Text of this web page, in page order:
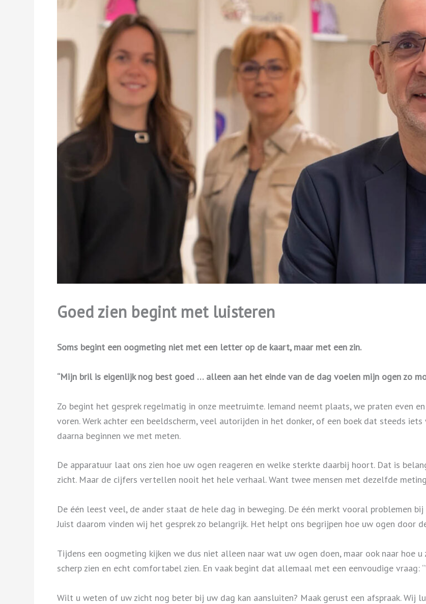
Goed zien begint met luisteren
Soms begint een oogmeting niet met een letter op de kaart, maar met een zin.
“Mijn bril is eigenlijk nog best goed … alleen aan het einde van de dag voelen mijn ogen zo
Zo begint het gesprek regelmatig in onze meetruimte. Iemand neemt plaats, we praten even
voren. Werk achter een beeldscherm, veel autorijden in het donker, of een boek dat steeds
daarna beginnen we met meten.
De apparatuur laat ons zien hoe uw ogen reageren en welke sterkte daarbij hoort. Dat is
zicht. Maar de cijfers vertellen nooit het hele verhaal. Want twee mensen met dezelfde
De één leest veel, de ander staat de hele dag in beweging. De één merkt vooral problemen
Juist daarom vinden wij het gesprek zo belangrijk. Het helpt ons begrijpen hoe uw ogen door
Tijdens een oogmeting kijken we dus niet alleen naar wat uw ogen doen, maar ook naar hoe
scherp zien en echt comfortabel zien. En vaak begint dat allemaal met een eenvoudige vraag:
Wilt u weten of uw zicht nog beter bij uw dag kan aansluiten? Maak gerust een afspraak. Wij